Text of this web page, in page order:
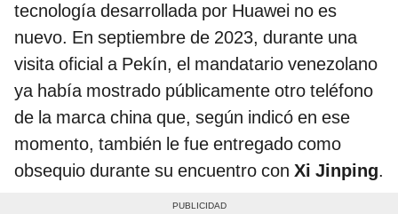
tecnología desarrollada por Huawei no es
nuevo. En septiembre de 2023, durante una
visita oficial a Pekín, el mandatario venezolano
ya había mostrado públicamente otro teléfono
de la marca china que, según indicó en ese
momento, también le fue entregado como
obsequio durante su encuentro con Xi Jinping.